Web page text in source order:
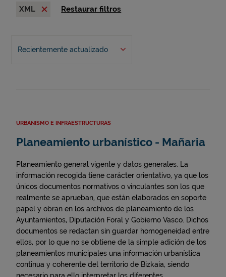
XML
Restaurar filtros
Recientemente actualizado
URBANISMO E INFRAESTRUCTURAS
Planeamiento urbanístico - Mañaria
Planeamiento general vigente y datos generales. La
información recogida tiene carácter orientativo, ya que los
únicos documentos normativos o vinculantes son los que
realmente se aprueban, que están elaborados en soporte
papel y obran en los archivos de planeamiento de los
Ayuntamientos, Diputación Foral y Gobierno Vasco. Dichos
documentos se redactan sin guardar homogeneidad entre
ellos, por lo que no se obtiene de la simple adición de los
planeamientos municipales una información urbanística
continua y coherente del territorio de Bizkaia, siendo